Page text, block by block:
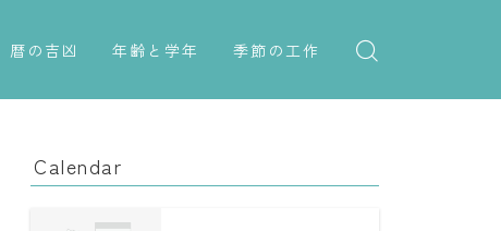
暦の吉凶
吉日・縁起の良い日
年齢と学年
年齢・干支
季節の工作
紋切り遊び
Calendar